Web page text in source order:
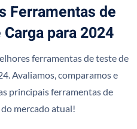
Ferramentas de
para 2024
ferramentas de teste de
Avaliamos, comparamos e
principais ferramentas de
mercado atual!